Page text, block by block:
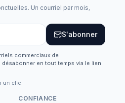
Un courriel par mois,
S'abonner
commerciaux de
désabonner en tout temps via le lien
un clic.
CONFIANCE